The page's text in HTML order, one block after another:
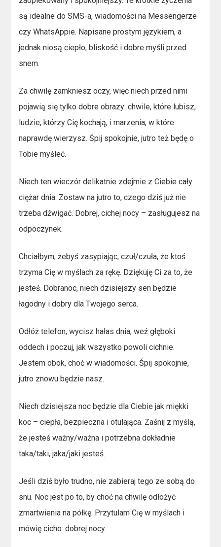
są idealne do SMS-a, wiadomości na Messengerze
czy WhatsAppie. Napisane prostym językiem, a
jednak niosą ciepło, bliskość i dobre myśli przed
snem.
Za chwilę zamkniesz oczy, więc niech przed nimi
pojawią się tylko dobre obrazy: chwile, które lubisz,
ludzie, którzy Cię kochają, i marzenia, w które
naprawdę wierzysz. Śpij spokojnie, jutro też będę o
Tobie myśleć.
Niech ten wieczór delikatnie zdejmie z Ciebie cały
ciężar dnia. Zostaw na jutro to, czego dziś już nie
trzeba dźwigać. Dobrej, cichej nocy – zasługujesz na
odpoczynek.
Chciałbym, żebyś zasypiając, czuł/czuła, że ktoś
trzyma Cię w myślach za rękę. Dziękuję Ci za to, że
jesteś. Dobranoc, niech dzisiejszy sen będzie
łagodny i dobry dla Twojego serca.
Odłóż telefon, wycisz hałas dnia, weź głęboki
oddech i poczuj, jak wszystko powoli cichnie.
Jestem obok, choć w wiadomości. Śpij spokojnie,
jutro znowu będzie nasz.
Niech dzisiejsza noc będzie dla Ciebie jak miękki
koc – ciepła, bezpieczna i otulająca. Zaśnij z myślą,
że jesteś ważny/ważna i potrzebna dokładnie
taka/taki, jaka/jaki jesteś.
Jeśli dziś było trudno, nie zabieraj tego ze sobą do
snu. Noc jest po to, by choć na chwilę odłożyć
zmartwienia na półkę. Przytulam Cię w myślach i
mówię cicho: dobrej nocy.